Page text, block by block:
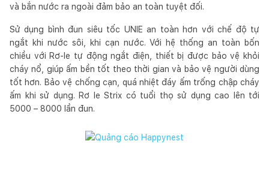
và bắn nước ra ngoài đảm bảo an toàn tuyệt đối.
Sử dụng bình đun siêu tốc UNIE an toàn hơn với chế độ tự
ngắt khi nước sôi, khi cạn nước. Với hệ thống an toàn bốn
chiều với Rơ-le tự động ngắt điện, thiết bị được bảo vệ khỏi
cháy nổ, giúp ấm bền tốt theo thời gian và bảo vệ người dùng
tốt hơn. Bảo vệ chống cạn, quá nhiệt đáy ấm trống chập cháy
ấm khi sử dụng. Rơ le Strix có tuổi thọ sử dụng cao lên tới
5000 – 8000 lần đun.